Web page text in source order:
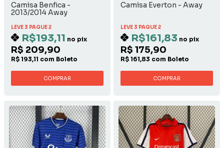
Camisa Benfica -
2013/2014 Away
LEVE 3 PAGUE 2
R$193,11 no pix
R$ 209,90
R$ 193,11 com Boleto
COMPRAR
Camisa Everton - Away
LEVE 3 PAGUE 2
R$161,83 no pix
R$ 175,90
R$ 161,83 com Boleto
COMPRAR